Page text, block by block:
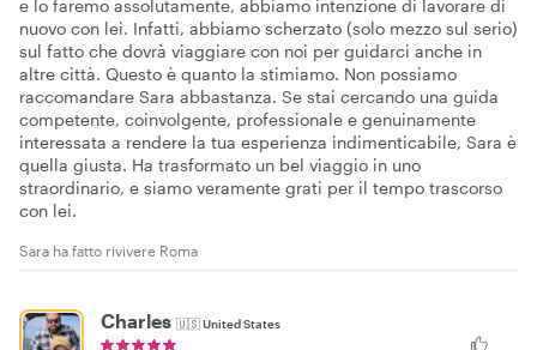
e lo faremo assolutamente, abbiamo intenzione di lavorare di
nuovo con lei. Infatti, abbiamo scherzato (solo mezzo sul serio)
sul fatto che dovrà viaggiare con noi per guidarci anche in
altre città. Questo è quanto la stimiamo. Non possiamo
raccomandare Sara abbastanza. Se stai cercando una guida
competente, coinvolgente, professionale e genuinamente
interessata a rendere la tua esperienza indimenticabile, Sara è
quella giusta. Ha trasformato un bel viaggio in uno
straordinario, e siamo veramente grati per il tempo trascorso
con lei.
Sara ha fatto rivivere Roma
Charles 🇺🇸United States